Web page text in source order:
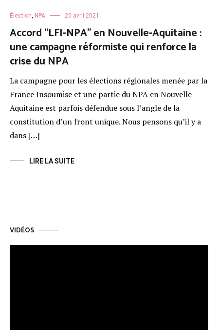
Élection, NPA 20 avril 2021
Accord “LFI-NPA” en Nouvelle-Aquitaine :
une campagne réformiste qui renforce la
crise du NPA
La campagne pour les élections régionales menée par la
France Insoumise et une partie du NPA en Nouvelle-
Aquitaine est parfois défendue sous l’angle de la
constitution d’un front unique. Nous pensons qu’il y a
dans […]
LIRE LA SUITE
VIDÉOS